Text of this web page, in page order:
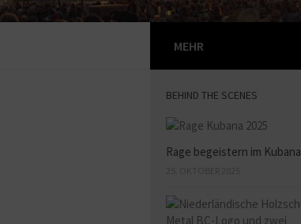
MEHR
BEHIND THE SCENES
Rage begeistern im Kubana